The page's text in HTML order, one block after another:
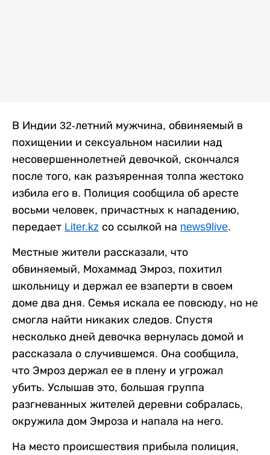
В Индии 32-летний мужчина, обвиняемый в
похищении и сексуальном насилии над
несовершеннолетней девочкой, скончался
после того, как разъяренная толпа жестоко
избила его в. Полиция сообщила об аресте
восьми человек, причастных к нападению,
передает Liter.kz со ссылкой на news9live.
Местные жители рассказали, что
обвиняемый, Мохаммад Эмроз, похитил
школьницу и держал ее взаперти в своем
доме два дня. Семья искала ее повсюду, но не
смогла найти никаких следов. Спустя
несколько дней девочка вернулась домой и
рассказала о случившемся. Она сообщила,
что Эмроз держал ее в плену и угрожал
убить. Услышав это, большая группа
разгневанных жителей деревни собралась,
окружила дом Эмроза и напала на него.
На место происшествия прибыла полиция,